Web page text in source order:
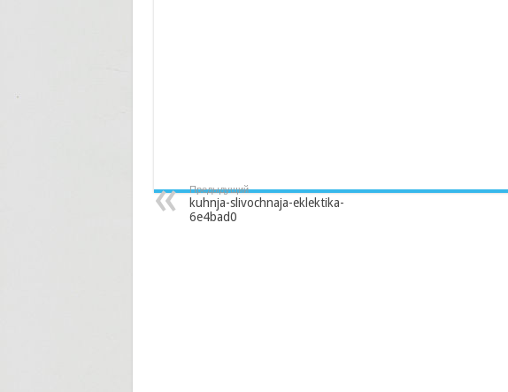
Предыдущий
kuhnja-slivochnaja-eklektika-
6e4bad0